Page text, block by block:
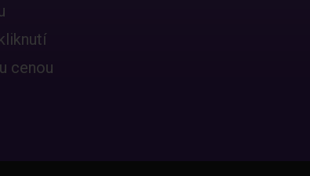
cenou